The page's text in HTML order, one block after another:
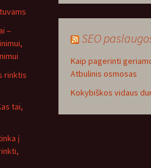
SEO
Kaip pagerinti
Atbulinis osmosas
Kokybiškos vidaus
–
rinktis
tai,
į